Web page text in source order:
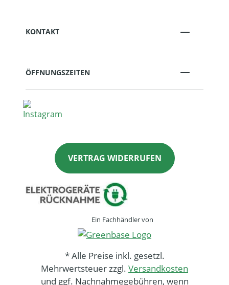
KONTAKT
ÖFFNUNGSZEITEN
VERTRAG WIDERRUFEN
Ein Fachhändler von
* Alle Preise inkl. gesetzl.
Mehrwertsteuer zzgl. Versandkosten
und ggf. Nachnahmegebühren, wenn